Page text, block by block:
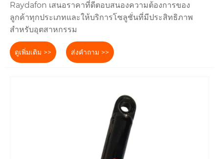
Raydafon เสนอราคาที่ดีตอบสนองความต้องการของ
ลูกค้าทุกประเภทและให้บริการโซลูชั่นที่มีประสิทธิภาพ
สำหรับอุตสาหกรรม
ดูเพิ่มเติม >> ส่งคำถาม >>